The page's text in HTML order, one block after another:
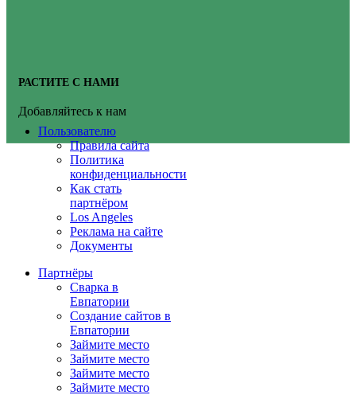
РАСТИТЕ С НАМИ
Добавляйтесь к нам
Пользователю
Правила сайта
Политика
конфиденциальности
Как стать
партнёром
Los Angeles
Реклама на сайте
Документы
Партнёры
Сварка в
Евпатории
Создание сайтов в
Евпатории
Займите место
Займите место
Займите место
Займите место